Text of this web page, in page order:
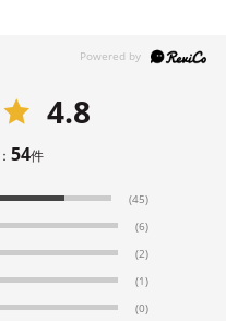
4.8
54件
(45)
(6)
(2)
(1)
(0)